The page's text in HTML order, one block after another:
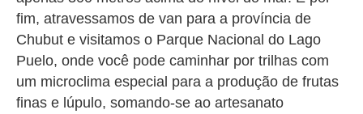
fim, atravessamos de van para a província de
Chubut e visitamos o Parque Nacional do Lago
Puelo, onde você pode caminhar por trilhas com
um microclima especial para a produção de frutas
finas e lúpulo, somando-se ao artesanato